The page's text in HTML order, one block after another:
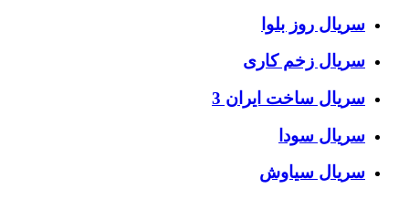
سریال روز بلوا
سریال زخم کاری
سریال ساخت ایران 3
سریال سودا
سریال سیاوش